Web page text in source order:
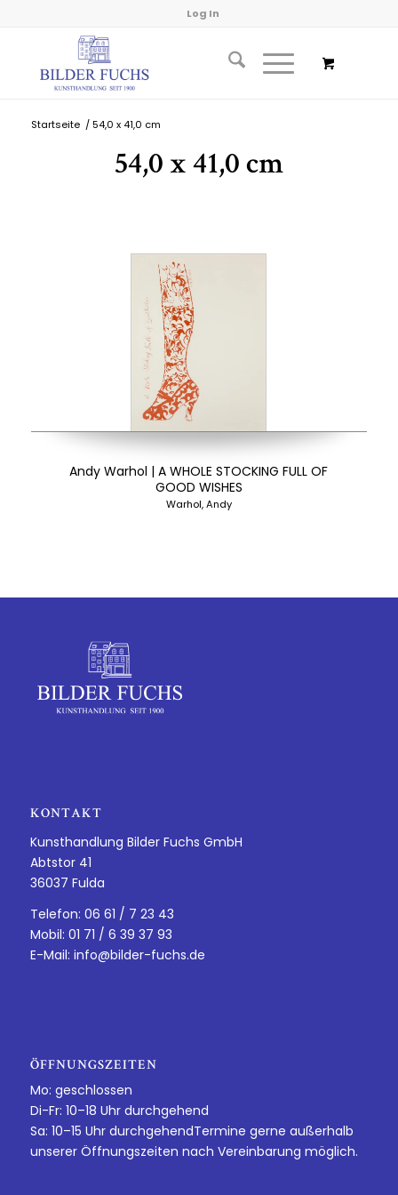
Log In
Startseite / 54,0 x 41,0 cm
54,0 x 41,0 cm
Andy Warhol | A WHOLE STOCKING FULL OF
GOOD WISHES
Warhol, Andy
KONTAKT
Kunsthandlung Bilder Fuchs GmbH
Abtstor 41
36037 Fulda
Telefon: 06 61 / 7 23 43
Mobil: 01 71 / 6 39 37 93
E-Mail: info@bilder-fuchs.de
ÖFFNUNGSZEITEN
Mo: geschlossen
Di-Fr: 10–18 Uhr durchgehend
Sa: 10–15 Uhr durchgehendTermine gerne außerhalb
unserer Öffnungszeiten nach Vereinbarung möglich.